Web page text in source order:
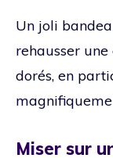
Un joli
rehausser
dorés, en
Miser sur